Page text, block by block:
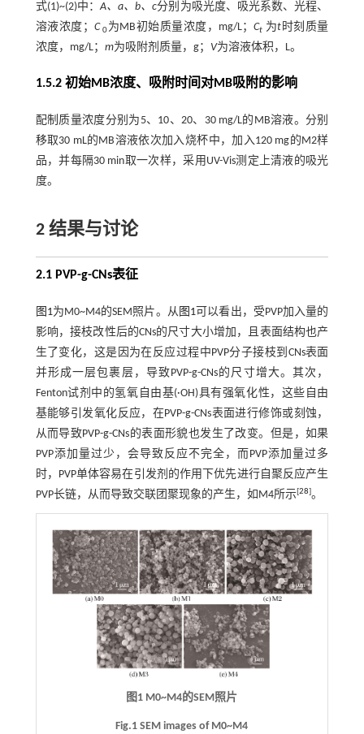
式(1)~(2)中：A、a、b、c分别为吸光度、吸光系数、光程、
溶液浓度； C 0为MB初始质量浓度，mg/L；Ct 为t时刻质量
浓度，mg/L； m为吸附剂质量，g； V为溶液体积，L。
1.5.2 初始MB浓度、吸附时间对MB吸附的影响
配制质量浓度分别为5、10、20、30 mg/L的MB溶液。分别
移取30 mL的MB溶液依次加入烧杯中，加入120 mg的M2样
品，并每隔30 min取一次样，采用UV-Vis测定上清液的吸光
度。
2 结果与讨论
2.1 PVP-g-CNs表征
图1为M0~M4的SEM照片。从图1可以看出，受PVP加入量的
影响，接枝改性后的CNs的尺寸大小增加，且表面结构也产
生了变化，这是因为在反应过程中PVP分子接枝到CNs表面
并形成一层包裹层，导致PVP-g-CNs的尺寸增大。其次，
Fenton试剂中的氢氧自由基(·OH)具有强氧化性，这些自由
基能够引发氧化反应，在PVP-g-CNs表面进行修饰或刻蚀，
从而导致PVP-g-CNs的表面形貌也发生了改变。但是，如果
PVP添加量过少，会导致反应不完全，而PVP添加量过多
时，PVP单体容易在引发剂的作用下优先进行自聚反应产生
PVP长链，从而导致交联团聚现象的产生，如M4所示[28]。
图1 M0~M4的SEM照片
Fig.1 SEM images of M0~M4